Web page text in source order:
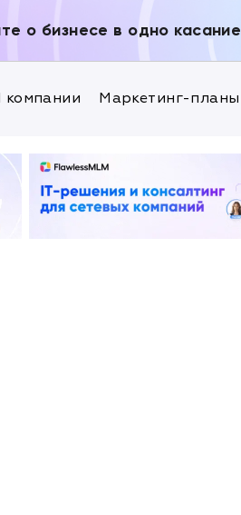
о бизнесе в одно касание
Маркетинг-планы